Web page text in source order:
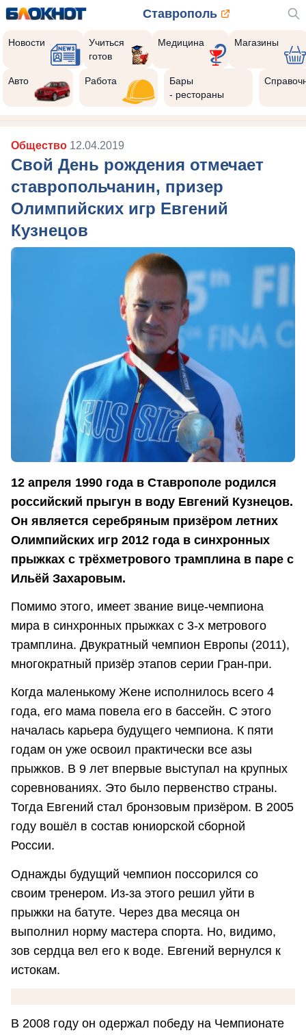
Ставрополь
Новости
Учиться
готов
Медицина Магазины
Авто Работа
Бары
- рестораны
Общество 12.04.2019
Свой День рождения отмечает
ставропольчанин, призер
Олимпийских игр Евгений
Кузнецов
12 апреля 1990 года в Ставрополе родился
российский прыгун в воду Евгений Кузнецов.
Он является серебряным призёром летних
Олимпийских игр 2012 года в синхронных
прыжках с трёхметрового трамплина в паре с
Ильёй Захаровым.
Помимо этого, имеет звание вице-чемпиона
мира в синхронных прыжках с 3-х метрового
трамплина. Двукратный чемпион Европы (2011),
многократный призёр этапов серии Гран-при.
Когда маленькому Жене исполнилось всего 4
года, его мама повела его в бассейн. С этого
началась карьера будущего чемпиона. К пяти
годам он уже освоил практически все азы
прыжков. В 9 лет впервые выступал на крупных
соревнованиях. Это было первенство страны.
Тогда Евгений стал бронзовым призёром. В 2005
году вошёл в состав юниорской сборной
России.
Однажды будущий чемпион поссорился со
своим тренером. Из-за этого решил уйти в
прыжки на батуте. Через два месяца он
выполнил норму мастера спорта. Но, видимо,
зов сердца вел его к воде. Евгений вернулся к
истокам.
В 2008 году он одержал победу на Чемпионате